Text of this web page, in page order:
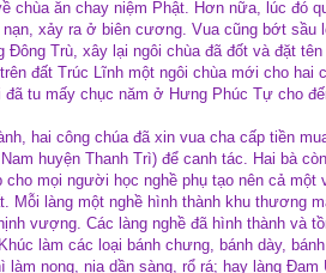
chùa ăn chay niệm Phật. Hơn nữa, lúc đó
xảy ra ở biên cương. Vua cũng bớt sầu
Đông Trù, xây lại ngôi chùa đã đốt và đặt
đất Trúc Lĩnh một ngôi chùa mới cho hai
tu mấy chục năm ở Hưng Phúc Tự cho
hai công chúa đã xin vua cha cấp tiền
huyện Thanh Trì) để canh tác. Hai bà
cho mọi người học nghề phụ tạo nên cả một
Mỗi làng một nghề hình thành khu thương
vượng. Các làng nghề đã hình thành và
làm các loại bánh chưng, bánh dày,
làm nong, nia dần sàng, rổ rá; hay làng